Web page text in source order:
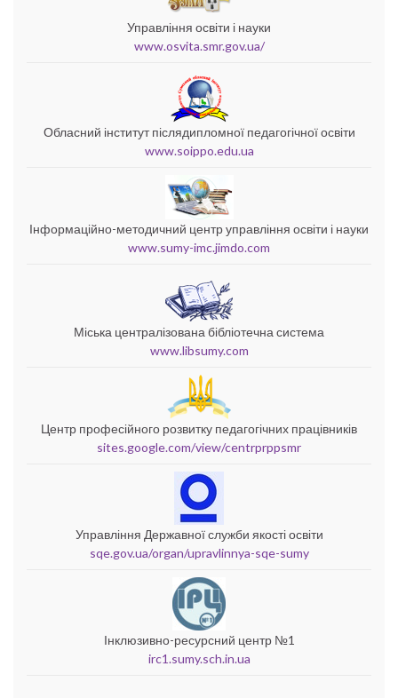
Управління освіти і науки
www.osvita.smr.gov.ua/
Обласний інститут післядипломної педагогічної освіти
www.soippo.edu.ua
Інформаційно-методичний центр управління освіти і науки
www.sumy-imc.jimdo.com
Міська централізована бібліотечна система
www.libsumy.com
Центр професійного розвитку педагогічних працівників
sites.google.com/view/centrprppsmr
Управління Державної служби якості освіти
sqe.gov.ua/organ/upravlinnya-sqe-sumy
Інклюзивно-ресурсний центр №1
irc1.sumy.sch.in.ua